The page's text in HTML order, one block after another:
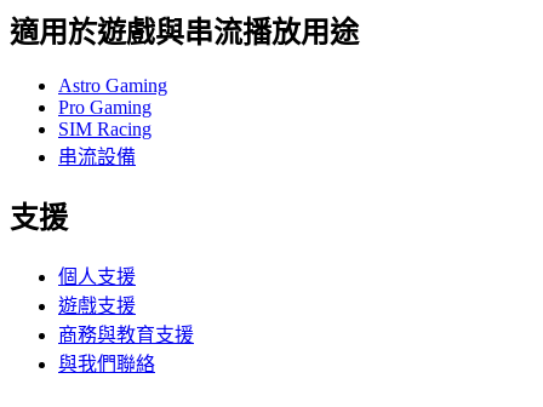
適用於遊戲與串流播放用途
Astro Gaming
Pro Gaming
SIM Racing
串流設備
支援
個人支援
遊戲支援
商務與教育支援
與我們聯絡